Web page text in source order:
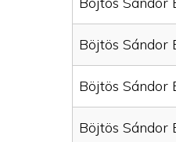
Böjtös Sándor
Böjtös Sándor
Böjtös Sándor